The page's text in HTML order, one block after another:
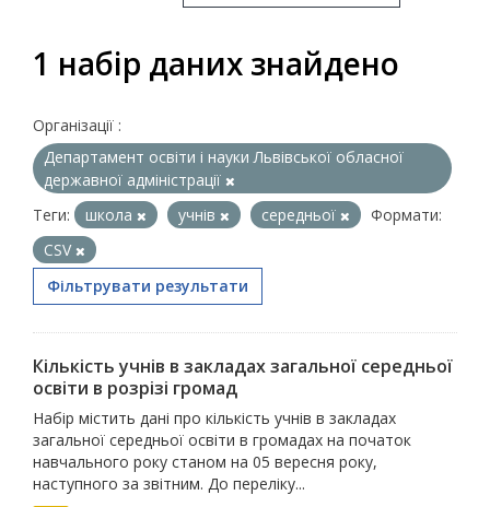
1 набір даних знайдено
Організації :
Департамент освіти і науки Львівської обласної
державної адміністрації
Теги:
школа учнів середньої
Формати:
CSV
Фільтрувати результати
Кількість учнів в закладах загальної середньої
освіти в розрізі громад
Набір містить дані про кількість учнів в закладах
загальної середньої освіти в громадах на початок
навчального року станом на 05 вересня року,
наступного за звітним. До переліку...